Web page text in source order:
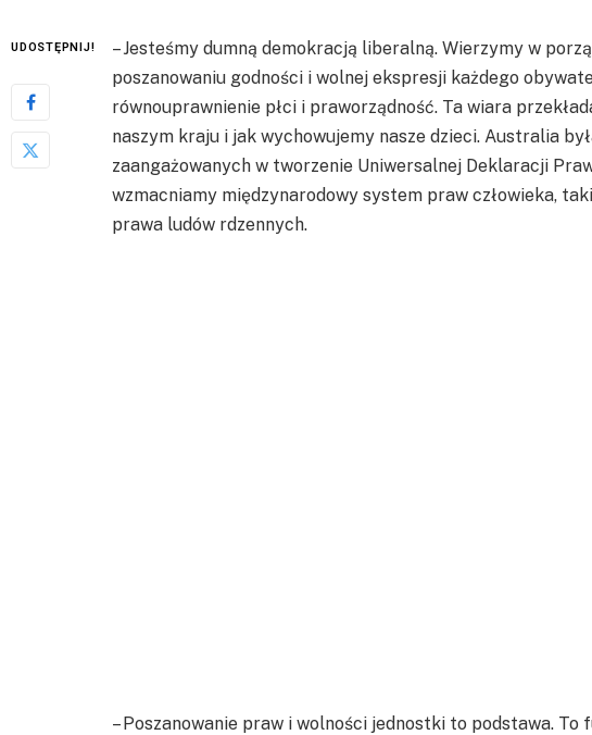
UDOSTĘPNIJ!
– Jesteśmy dumną demokracją liberalną. Wierzymy w
poszanowaniu godności i wolnej ekspresji każdego
równouprawnienie płci i praworządność. Ta wiara
naszym kraju i jak wychowujemy nasze dzieci. Australia
zaangażowanych w tworzenie Uniwersalnej Deklaracji
wzmacniamy międzynarodowy system praw człowieka,
prawa ludów rdzennych.
– Poszanowanie praw i wolności jednostki to podstawa.